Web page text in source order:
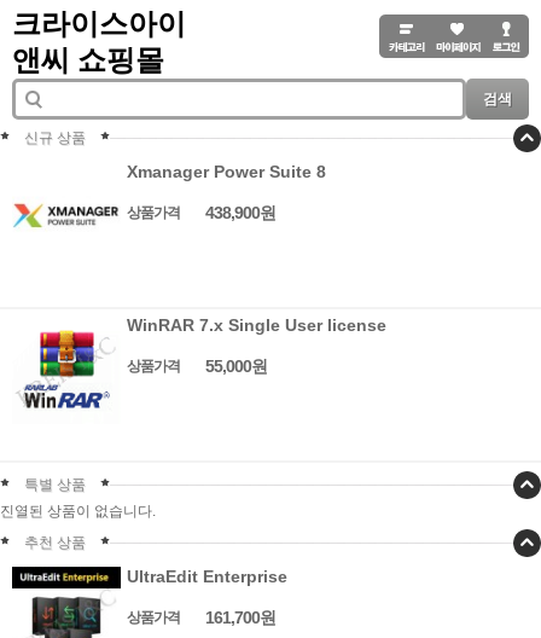
크라이스아이
앤씨 쇼핑몰
검색
신규 상품
Xmanager Power Suite 8
상품가격 438,900원
WinRAR 7.x Single User license
상품가격 55,000원
특별 상품
진열된 상품이 없습니다.
추천 상품
UltraEdit Enterprise
상품가격 161,700원